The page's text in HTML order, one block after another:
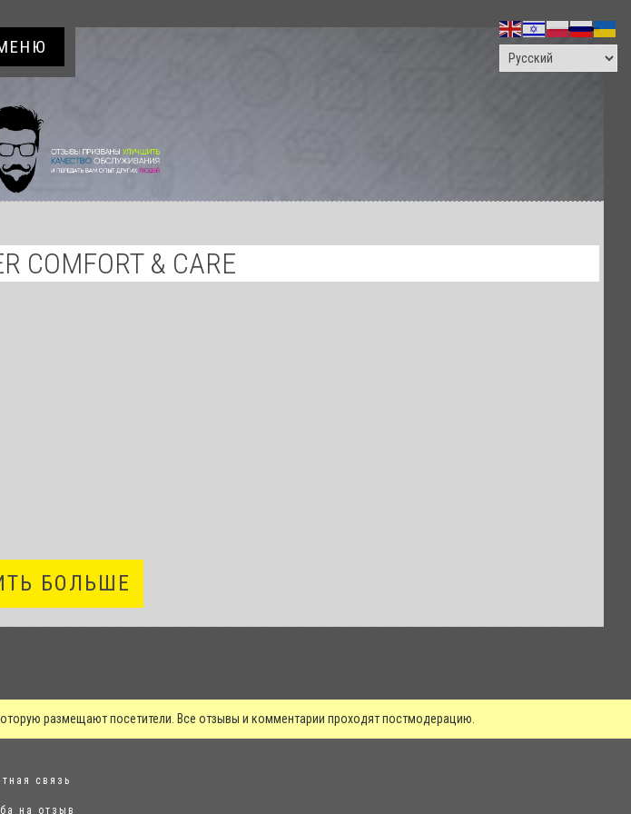
COMFORT & CARE
БОЛЬШЕ
размещают посетители. Все отзывы и комментарии проходят постмодерацию.
связь
на отзыв